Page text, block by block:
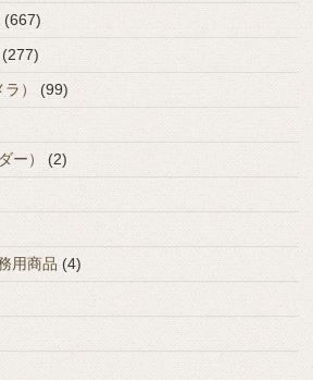
(667)
(277)
）
(99)
ー）
(2)
用商品 (4)